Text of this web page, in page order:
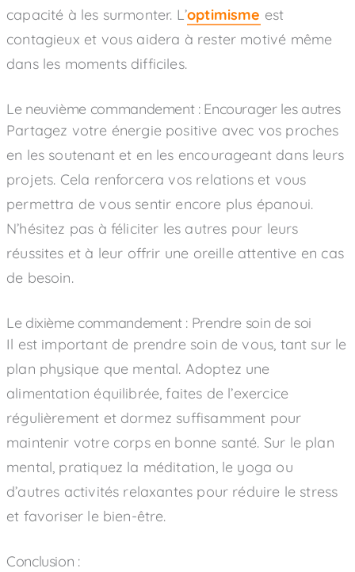
capacité à les surmonter. L’optimisme est
contagieux et vous aidera à rester motivé même
dans les moments difficiles.
Le neuvième commandement : Encourager les autres
Partagez votre énergie positive avec vos proches
en les soutenant et en les encourageant dans leurs
projets. Cela renforcera vos relations et vous
permettra de vous sentir encore plus épanoui.
N’hésitez pas à féliciter les autres pour leurs
réussites et à leur offrir une oreille attentive en cas
de besoin.
Le dixième commandement : Prendre soin de soi
Il est important de prendre soin de vous, tant sur le
plan physique que mental. Adoptez une
alimentation équilibrée, faites de l’exercice
régulièrement et dormez suffisamment pour
maintenir votre corps en bonne santé. Sur le plan
mental, pratiquez la méditation, le yoga ou
d’autres activités relaxantes pour réduire le stress
et favoriser le bien-être.
Conclusion :